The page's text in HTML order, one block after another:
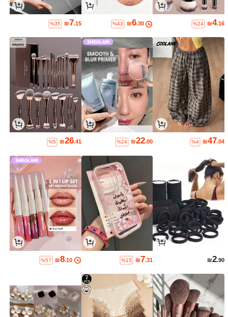
₪4.16
%24
₪6.30
%43
₪7.15
%35
₪47.04
%4
₪22.00
%24
₪26.41
%5
₪2.90
₪7.31
%15
₪8.10
%57